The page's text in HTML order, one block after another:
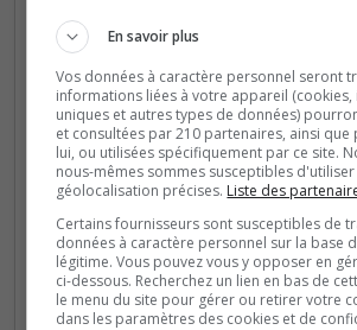
[FR] [SEMI-RP] Division des
Interstellaires
Explorer les confins de l'espace
à des aventures épiques. Créez
forgez des alliances stratégiques
nouveaux territoires. Rejoignez
0
votes
14
clics
(0)
En savoir plus
Vos données à caractère personnel seront
informations liées à votre appareil
uniques et autres types de données)
et consultées par 210 partenaires, ainsi que
lui, ou utilisées spécifiquement par ce site.
nous-mêmes sommes susceptibles
géolocalisation précises. Liste des
Certains fournisseurs sont susceptibles de
données à caractère personnel sur la base
légitime. Vous pouvez vous y opposer en
ci-dessous. Recherchez un lien en bas de
le menu du site pour gérer ou retirer votre
dans les paramètres des cookies et de